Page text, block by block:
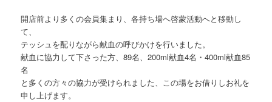
開店前より多くの会員集まり、各持ち場へ啓蒙活動へと移動し
て、
テッシュを配りながら献血の呼びかけを行いました。
献血に協力して下さった方、89名、200ml献血4名・400ml献血85
名
と多くの方々の協力が受けられました、この場をお借りしお礼を
申し上げます。